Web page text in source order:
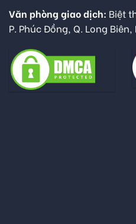
Văn phòng giao dịch: Biệt
P. Phúc Đồng, Q. Long Biên,